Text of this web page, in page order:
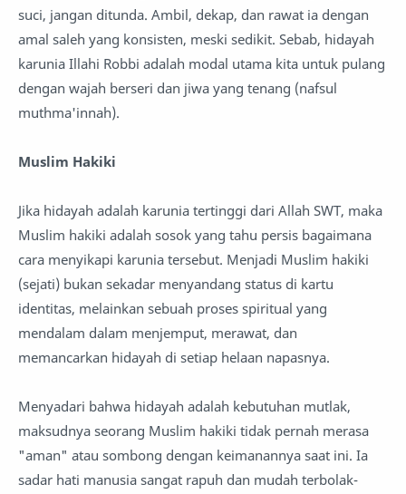
suci, jangan ditunda. Ambil, dekap, dan rawat ia dengan
amal saleh yang konsisten, meski sedikit. Sebab, hidayah
karunia Illahi Robbi adalah modal utama kita untuk pulang
dengan wajah berseri dan jiwa yang tenang (nafsul
muthma'innah).
Muslim Hakiki
Jika hidayah adalah karunia tertinggi dari Allah SWT, maka
Muslim hakiki adalah sosok yang tahu persis bagaimana
cara menyikapi karunia tersebut. Menjadi Muslim hakiki
(sejati) bukan sekadar menyandang status di kartu
identitas, melainkan sebuah proses spiritual yang
mendalam dalam menjemput, merawat, dan
memancarkan hidayah di setiap helaan napasnya.
Menyadari bahwa hidayah adalah kebutuhan mutlak,
maksudnya seorang Muslim hakiki tidak pernah merasa
"aman" atau sombong dengan keimanannya saat ini. Ia
sadar hati manusia sangat rapuh dan mudah terbolak-